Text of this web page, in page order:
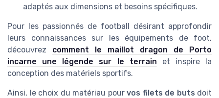
adaptés aux dimensions et besoins spécifiques.
Pour les passionnés de football désirant approfondir
leurs connaissances sur les équipements de foot,
découvrez comment le maillot dragon de Porto
incarne une légende sur le terrain et inspire la
conception des matériels sportifs.
Ainsi, le choix du matériau pour vos filets de buts doit